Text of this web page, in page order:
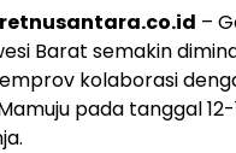
–
Barat semakin
kolaborasi
pada tanggal